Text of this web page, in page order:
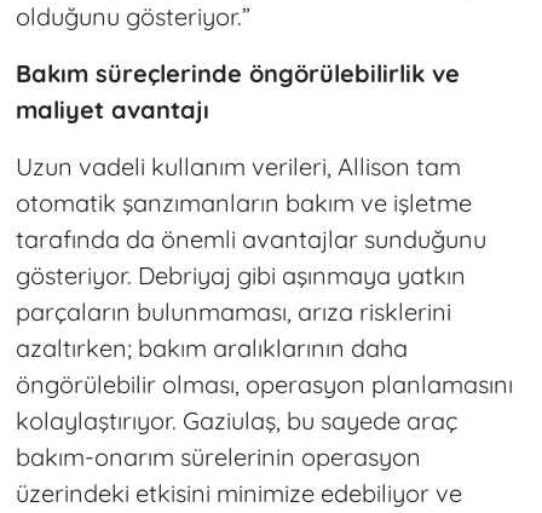
olduğunu gösteriyor.”
Bakım süreçlerinde öngörülebilirlik ve
maliyet avantajı
Uzun vadeli kullanım verileri, Allison tam
otomatik şanzımanların bakım ve işletme
tarafında da önemli avantajlar sunduğunu
gösteriyor. Debriyaj gibi aşınmaya yatkın
parçaların bulunmaması, arıza risklerini
azaltırken; bakım aralıklarının daha
öngörülebilir olması, operasyon planlamasını
kolaylaştırıyor. Gaziulaş, bu sayede araç
bakım-onarım sürelerinin operasyon
üzerindeki etkisini minimize edebiliyor ve